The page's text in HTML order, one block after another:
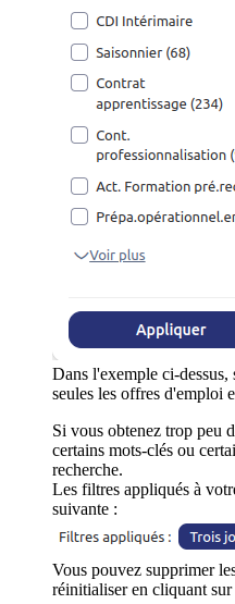
Dans l'exemple ci-
seules les offres d'emploi
Si vous obtenez trop peu
certains mots-clés ou
recherche.
Les filtres appliqués à
suivante :
Vous pouvez supprimer
réinitialiser en cliquant